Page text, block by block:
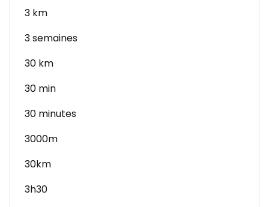
3 km
3 semaines
30 km
30 min
30 minutes
3000m
30km
3h30